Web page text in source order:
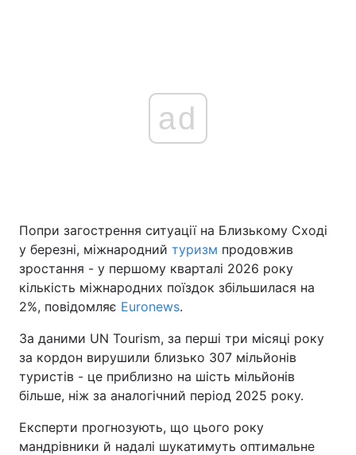
ad
Попри загострення ситуації на Близькому Сході
у березні, міжнародний туризм продовжив
зростання - у першому кварталі 2026 року
кількість міжнародних поїздок збільшилася на
2%, повідомляє Euronews.
За даними UN Tourism, за перші три місяці року
за кордон вирушили близько 307 мільйонів
туристів - це приблизно на шість мільйонів
більше, ніж за аналогічний період 2025 року.
Експерти прогнозують, що цього року
мандрівники й надалі шукатимуть оптимальне